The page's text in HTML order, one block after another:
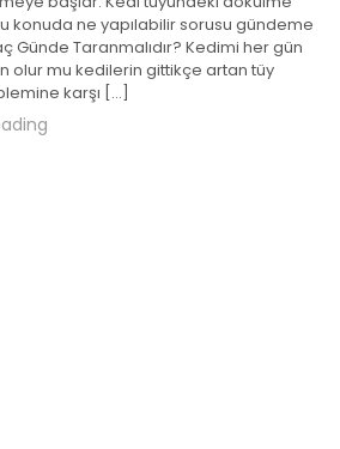
konuda ne yapılabilir sorusu gündeme
Günde Taranmalıdır? Kedimi her gün
olur mu kedilerin gittikçe artan tüy
karşı […]